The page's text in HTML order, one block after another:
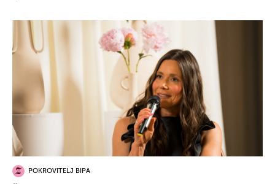
POKROVITELJ BIPA